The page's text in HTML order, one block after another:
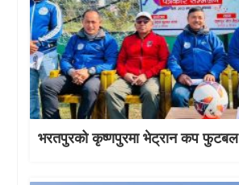
भरतपुरको कृष्णपुरमा भेट्रान कप